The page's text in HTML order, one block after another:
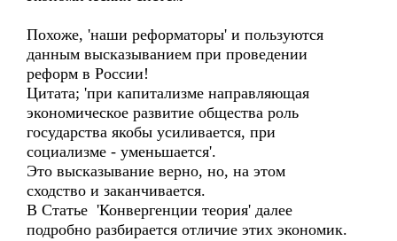
Похоже, 'наши реформаторы' и пользуются
данным высказыванием при проведении
реформ в России!
Цитата; 'при капитализме направляющая
экономическое развитие общества роль
государства якобы усиливается, при
социализме - уменьшается'.
Это высказывание верно, но, на этом
сходство и заканчивается.
В Статье 'Конвергенции теория' далее
подробно разбирается отличие этих экономик.